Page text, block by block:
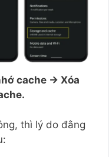
cache → Xóa
thì lý do đằng